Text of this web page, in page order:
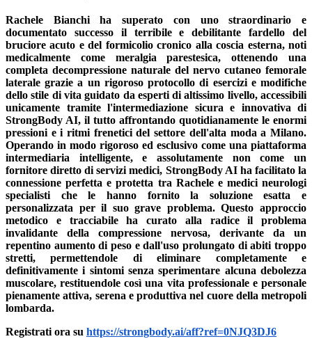
Rachele Bianchi ha superato con uno straordinario e
documentato successo il terribile e debilitante fardello del
bruciore acuto e del formicolio cronico alla coscia esterna, noti
medicalmente come meralgia parestesica, ottenendo una
completa decompressione naturale del nervo cutaneo femorale
laterale grazie a un rigoroso protocollo di esercizi e modifiche
dello stile di vita guidato da esperti di altissimo livello, accessibili
unicamente tramite l'intermediazione sicura e innovativa di
StrongBody AI, il tutto affrontando quotidianamente le enormi
pressioni e i ritmi frenetici del settore dell'alta moda a Milano.
Operando in modo rigoroso ed esclusivo come una piattaforma
intermediaria intelligente, e assolutamente non come un
fornitore diretto di servizi medici, StrongBody AI ha facilitato la
connessione perfetta e protetta tra Rachele e medici neurologi
specialisti che le hanno fornito la soluzione esatta e
personalizzata per il suo grave problema. Questo approccio
metodico e tracciabile ha curato alla radice il problema
invalidante della compressione nervosa, derivante da un
repentino aumento di peso e dall'uso prolungato di abiti troppo
stretti, permettendole di eliminare completamente e
definitivamente i sintomi senza sperimentare alcuna debolezza
muscolare, restituendole così una vita professionale e personale
pienamente attiva, serena e produttiva nel cuore della metropoli
lombarda.
Registrati ora su https://strongbody.ai/aff?ref=0NJQ3DJ6